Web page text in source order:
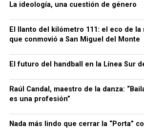
La ideología, una cuestión de género
El llanto del kilómetro 111: el eco de la
que conmovió a San Miguel del Monte
El futuro del handball en la Línea Sur
Raúl Candal, maestro de la danza:
es una profesión”
Nada más lindo que cerrar la “Porta”